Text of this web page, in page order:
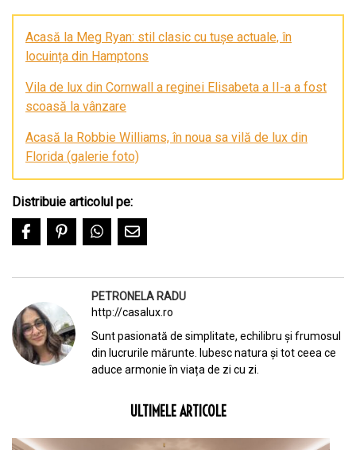
Acasă la Meg Ryan: stil clasic cu tușe actuale, în
locuința din Hamptons
Vila de lux din Cornwall a reginei Elisabeta a II-a a fost
scoasă la vânzare
Acasă la Robbie Williams, în noua sa vilă de lux din
Florida (galerie foto)
Distribuie articolul pe:
PETRONELA RADU
http://casalux.ro
Sunt pasionată de simplitate, echilibru și frumosul
din lucrurile mărunte. Iubesc natura și tot ceea ce
aduce armonie în viața de zi cu zi.
ULTIMELE ARTICOLE